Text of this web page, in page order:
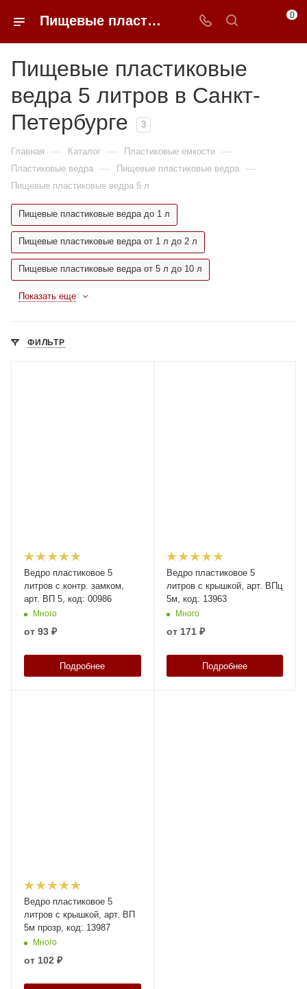
Пищевые пластиковые ведра 5 литров недорого в Санкт-Петербурге | 0FFER 0
Пищевые пластиковые
ведра 5 литров в Санкт-
Петербурге
3
Главная — Каталог — Пластиковые емкости —
Пластиковые ведра — Пищевые пластиковые ведра —
Пищевые пластиковые ведра 5 л
Пищевые пластиковые ведра до 1 л
Пищевые пластиковые ведра от 1 л до 2 л
Пищевые пластиковые ведра от 5 л до 10 л
Показать еще
ФИЛЬТР
Ведро пластиковое 5
литров с контр. замком,
арт. ВП 5, код: 00986
Много
от 93 ₽
Подробнее
Ведро пластиковое 5
литров с крышкой, арт. ВПц
5м, код: 13963
Много
от 171 ₽
Подробнее
Ведро пластиковое 5
литров с крышкой, арт. ВП
5м прозр, код: 13987
Много
от 102 ₽